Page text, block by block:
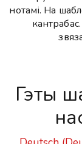
нотамі. На
Гэты